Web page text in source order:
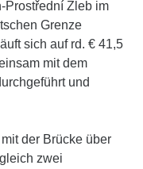
Prostřední Žleb im
Grenze
sich auf rd. € 41,5
mit dem
und
der Brücke über
zwei